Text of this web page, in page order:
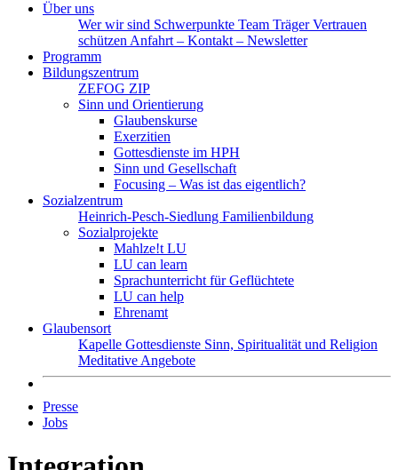
Über uns
Wer wir sind Schwerpunkte Team TrägerVertrauen
schützen Anfahrt – Kontakt – Newsletter
Programm
Bildungszentrum
ZEFOG ZIP
Sinn und Orientierung
Glaubenskurse
Exerzitien
Gottesdienste im HPH
Sinn und Gesellschaft
Focusing – Was ist das eigentlich?
Sozialzentrum
Heinrich-Pesch-Siedlung Familienbildung
Sozialprojekte
Mahlze!t LU
LU can learn
Sprachunterricht für Geflüchtete
LU can help
Ehrenamt
Glaubensort
Kapelle Gottesdienste Sinn, Spiritualität und Religion
Meditative Angebote
Presse
Jobs